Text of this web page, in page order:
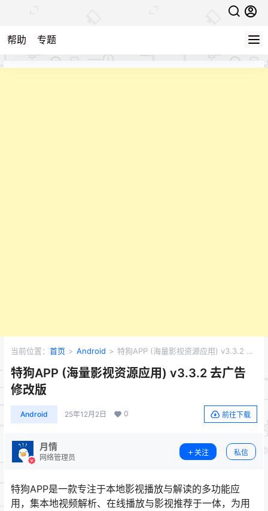
帮助 专题
当前位置： 首页 > Android > 特狗APP (海量影视资源应用) v3.3.2 去
特狗APP (海量影视资源应用) v3.3.2 去广告
修改版
Android 25年12月2日 0 前往下载
月情
网络管理员
关注 私信
特狗APP是一款专注于本地影视播放与解读的多功能应
用，集本地视频解析、在线播放与影视推荐于一体，为用